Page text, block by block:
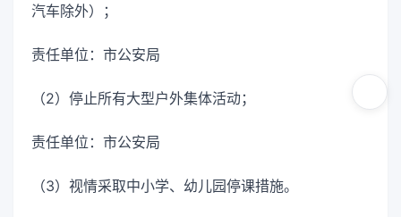
汽车除外）；
责任单位：市公安局
（2）停止所有大型户外集体活动；
责任单位：市公安局
（3）视情采取中小学、幼儿园停课措施。